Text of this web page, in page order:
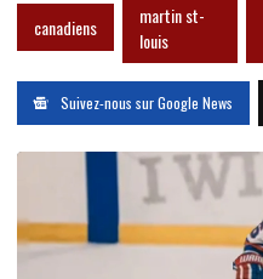
canadiens
martin st-
louis
Suivez-nous sur Google News